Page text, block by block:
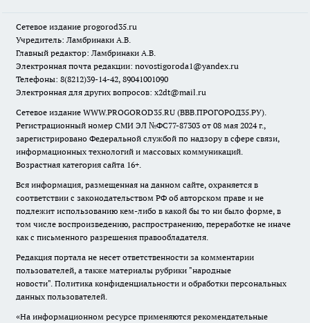
Сетевое издание progorod35.ru
Учредитель: Ламбринаки А.В.
Главный редактор: Ламбринаки А.В.
Электронная почта редакции: novostigoroda1@yandex.ru
Телефоны: 8(8212)39-14-42, 89041001090
Электронная для других вопросов: x2dt@mail.ru
Сетевое издание WWW.PROGOROD35.RU (ВВВ.ПРОГОРОД35.РУ).
Регистрационный номер СМИ ЭЛ №ФС77-87303 от 08 мая 2024 г.,
зарегистрировано Федеральной службой по надзору в сфере связи,
информационных технологий и массовых коммуникаций.
Возрастная категория сайта 16+.
Вся информация, размещенная на данном сайте, охраняется в
соответствии с законодательством РФ об авторском праве и не
подлежит использованию кем-либо в какой бы то ни было форме, в
том числе воспроизведению, распространению, переработке не иначе
как с письменного разрешения правообладателя.
Редакция портала не несет ответственности за комментарии
пользователей, а также материалы рубрики "народные
новости". Политика конфиденциальности и обработки персональных
данных пользователей.
«На информационном ресурсе применяются рекомендательные